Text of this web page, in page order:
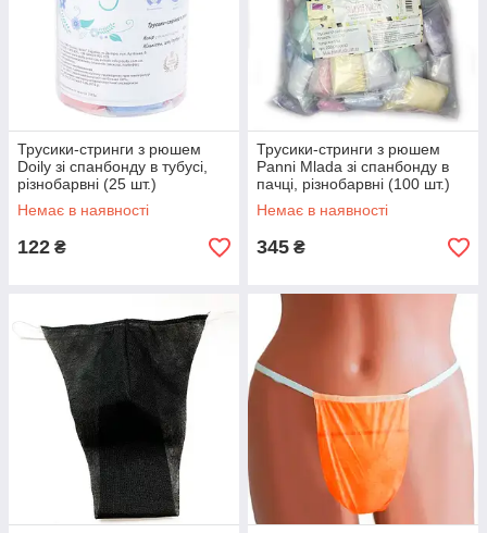
Трусики-стринги з рюшем
Doily зі спанбонду в тубусі,
різнобарвні (25 шт.)
Немає в наявності
122 ₴
Трусики-стринги з рюшем
Panni Mlada зі спанбонду в
пачці, різнобарвні (100 шт.)
Немає в наявності
345 ₴